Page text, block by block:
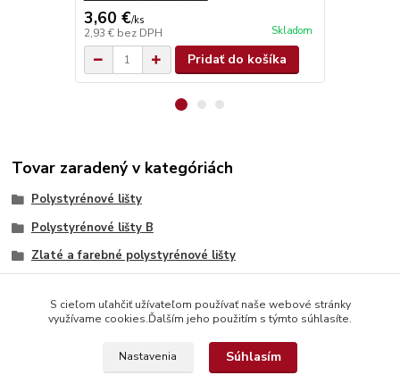
3,60 €/ks
2,93 € bez DPH Skladom
Pridať do košíka
Tovar zaradený v kategóriách
Polystyrénové lišty
Polystyrénové lišty B
Zlaté a farebné polystyrénové lišty
S cieľom uľahčiť užívateľom používať naše webové stránky
využívame cookies.Ďalším jeho použitím s týmto súhlasíte.
Nastavenia Súhlasím